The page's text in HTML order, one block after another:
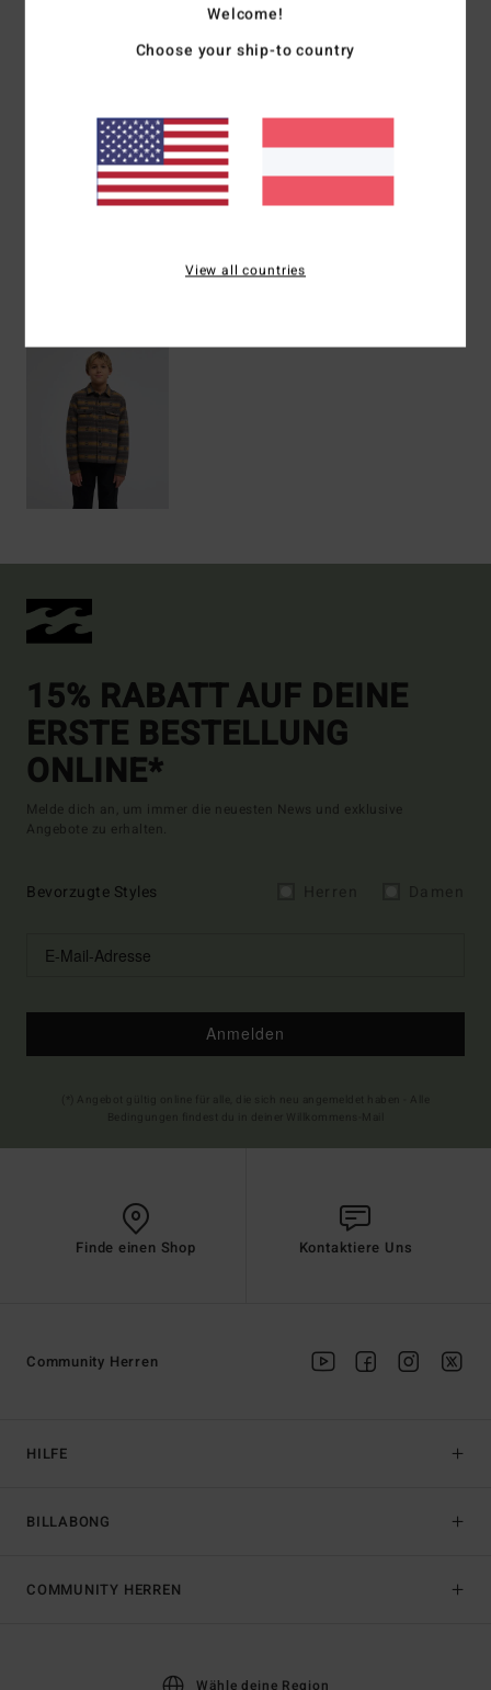
Leichte Isolierung und Innenfutter
Zwei Brusttaschen
Zusammensetzung[Hauptstoff] 100 % Baumwolle
Versand & Rückversand
15% RABATT AUF DEINE
ERSTE BESTELLUNG
ONLINE*
Melde dich an, um immer die neuesten News und exklusive
Angebote zu erhalten.
Bevorzugte Styles
Anmelden
Finde einen Shop Kontaktiere Uns
HILFE
BILLABONG
Community Herren
COMMUNITY HERREN
Wähle deine Region
Welcome!
Choose your ship-to country
View all countries